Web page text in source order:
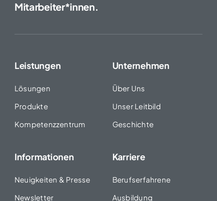
Mitarbeiter*innen.
Leistungen
Lösungen
Produkte
Kompetenzzentrum
Unternehmen
Über Uns
Unser Leitbild
Geschichte
Informationen
Neuigkeiten & Presse
Newsletter
Karriere
Berufserfahrene
Ausbildung